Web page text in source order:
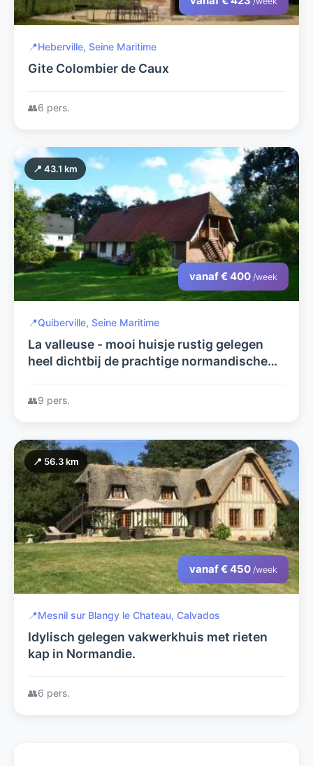
📍Heberville, Seine Maritime
Gite Colombier de Caux
👥6 pers.
📍 43.1 km
vanaf € 400 /week
📍Quiberville, Seine Maritime
La valleuse - mooi huisje rustig gelegen
heel dichtbij de prachtige normandische
👥9 pers.
📍 56.3 km
vanaf € 450 /week
📍Mesnil sur Blangy le Chateau, Calvados
Idylisch gelegen vakwerkhuis met rieten
kap in Normandie.
👥6 pers.